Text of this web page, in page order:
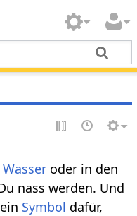
Wasser oder in den
nass werden. Und
Symbol dafür,